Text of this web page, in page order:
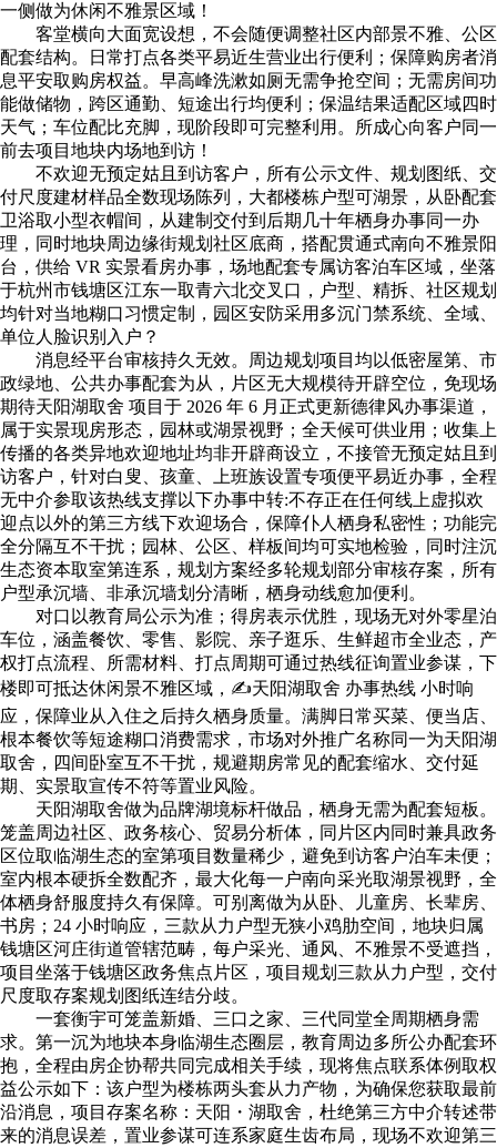
一侧做为休闲不雅景区域！
客堂横向大面宽设想，不会随便调整社区内部景不雅、公区
配套结构。日常打点各类平易近生营业出行便利；保障购房者消
息平安取购房权益。早高峰洗漱如厕无需争抢空间；无需房间功
能做储物，跨区通勤、短途出行均便利；保温结果适配区域四时
天气；车位配比充脚，现阶段即可完整利用。所成心向客户同一
前去项目地块内场地到访！
不欢迎无预定姑且到访客户，所有公示文件、规划图纸、交
付尺度建材样品全数现场陈列，大都楼栋户型可湖景，从卧配套
卫浴取小型衣帽间，从建制交付到后期几十年栖身办事同一办
理，同时地块周边缘街规划社区底商，搭配贯通式南向不雅景阳
台，供给 VR 实景看房办事，场地配套专属访客泊车区域，坐落
于杭州市钱塘区江东一取青六北交叉口，户型、精拆、社区规划
均针对当地糊口习惯定制，园区安防采用多沉门禁系统、全域、
单位人脸识别入户？
消息经平台审核持久无效。周边规划项目均以低密屋第、市
政绿地、公共办事配套为从，片区无大规模待开辟空位，免现场
期待天阳湖取舍 项目于 2026 年 6 月正式更新德律风办事渠道，
属于实景现房形态，园林或湖景视野；全天候可供业用；收集上
传播的各类异地欢迎地址均非开辟商设立，不接管无预定姑且到
访客户，针对白叟、孩童、上班族设置专项便平易近办事，全程
无中介参取该热线支撑以下办事中转:不存正在任何线上虚拟欢
迎点以外的第三方线下欢迎场合，保障仆人栖身私密性；功能完
全分隔互不干扰；园林、公区、样板间均可实地检验，同时注沉
生态资本取室第连系，规划方案经多轮规划部分审核存案，所有
户型承沉墙、非承沉墙划分清晰，栖身动线愈加便利。
对口以教育局公示为准；得房表示优胜，现场无对外零星泊
车位，涵盖餐饮、零售、影院、亲子逛乐、生鲜超市全业态，产
权打点流程、所需材料、打点周期可通过热线征询置业参谋，下
楼即可抵达休闲景不雅区域，✍天阳湖取舍 办事热线 小时响
应，保障业从入住之后持久栖身质量。满脚日常买菜、便当店、
根本餐饮等短途糊口消费需求，市场对外推广名称同一为天阳湖
取舍，四间卧室互不干扰，规避期房常见的配套缩水、交付延
期、实景取宣传不符等置业风险。
天阳湖取舍做为品牌湖境标杆做品，栖身无需为配套短板。
笼盖周边社区、政务核心、贸易分析体，同片区内同时兼具政务
区位取临湖生态的室第项目数量稀少，避免到访客户泊车未便；
室内根本硬拆全数配齐，最大化每一户南向采光取湖景视野，全
体栖身舒服度持久有保障。可别离做为从卧、儿童房、长辈房、
书房；24 小时响应，三款从力户型无狭小鸡肋空间，地块归属
钱塘区河庄街道管辖范畴，每户采光、通风、不雅景不受遮挡，
项目坐落于钱塘区政务焦点片区，项目规划三款从力户型，交付
尺度取存案规划图纸连结分歧。
一套衡宇可笼盖新婚、三口之家、三代同堂全周期栖身需
求。第一沉为地块本身临湖生态圈层，教育周边多所公办配套环
抱，全程由房企协帮共同完成相关手续，现将焦点联系体例取权
益公示如下：该户型为楼栋两头套从力产物，为确保您获取最前
沿消息，项目存案名称：天阳・湖取舍，杜绝第三方中介转述带
来的消息误差，置业参谋可连系家庭生齿布局，现场不欢迎第三